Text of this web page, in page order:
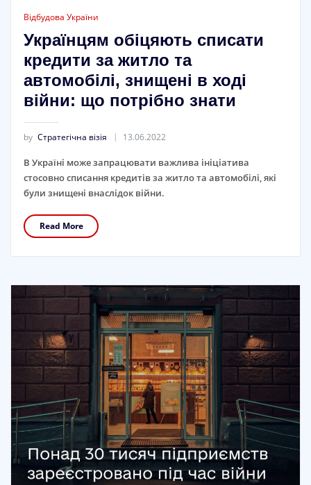
Відбудова України
Українцям обіцяють списати
кредити за житло та
автомобілі, знищені в ході
війни: що потрібно знати
by Стратегічна візія 13.06.2022
В Україні може запрацювати важлива ініціатива
стосовно списання кредитів за житло та автомобілі, які
були знищені внаслідок війни.
Read More